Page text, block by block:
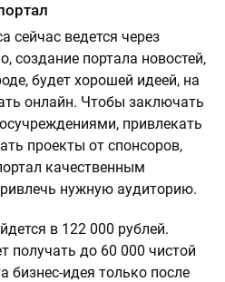
сейчас ведется через
создание портала новостей,
будет хорошей идеей, на
онлайн. Чтобы заключать
привлекать
проекты от спонсоров,
качественным
нужную аудиторию.
в 122 000 рублей.
получать до 60 000 чистой
бизнес-идея только после